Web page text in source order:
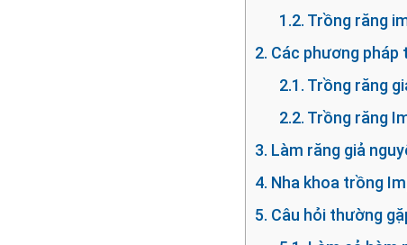
1.2. Trồng răng
2. Các phương pháp
2.1. Trồng răng
2.2. Trồng răng
3. Làm răng giả
4. Nha khoa trồng
5. Câu hỏi thường